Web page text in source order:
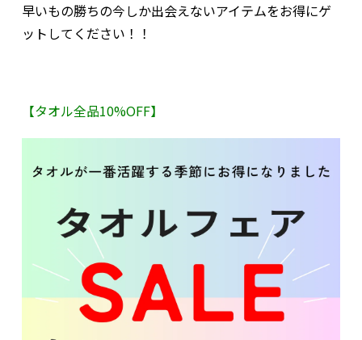
早いもの勝ちの今しか出会えないアイテムをお得にゲ
ットしてください！！
【タオル全品10%OFF】